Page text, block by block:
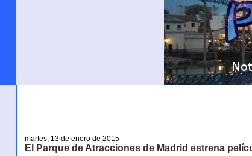
martes, 13 de enero de 2015
El Parque de Atracciones de Madrid estrena